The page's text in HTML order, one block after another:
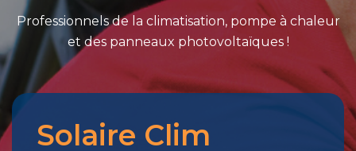
Professionnels de la climatisation, pompe à chaleur
et des panneaux photovoltaïques !
Merci
Solaire Clim